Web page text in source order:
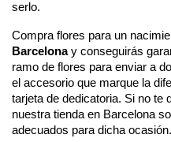
serlo.
Compra flores para un
Barcelona y conseguirás
ramo de flores para enviar a
el accesorio que marque la
tarjeta de dedicatoria. Si no te
nuestra tienda en Barcelona
adecuados para dicha ocasión.